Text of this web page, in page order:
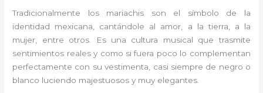
Tradicionalmente los mariachis son el símbolo de la
identidad mexicana, cantándole al amor, a la tierra, a la
mujer, entre otros. Es una cultura musical que trasmite
sentimientos reales y como si fuera poco lo complementan
perfectamente con su vestimenta, casi siempre de negro o
blanco luciendo majestuosos y muy elegantes.